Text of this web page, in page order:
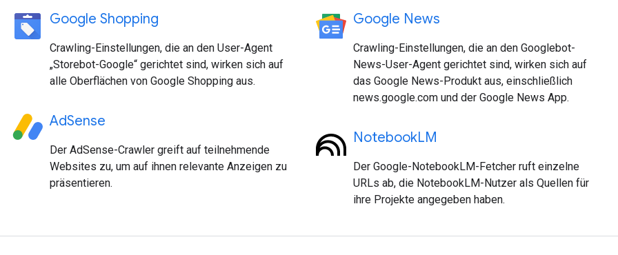
Google Shopping
Crawling-Einstellungen, die an den User-Agent
„Storebot-Google“ gerichtet sind, wirken sich auf
alle Oberflächen von Google Shopping aus.
AdSense
Der AdSense-Crawler greift auf teilnehmende
Websites zu, um auf ihnen relevante Anzeigen zu
präsentieren.
Google News
Crawling-Einstellungen, die an den Googlebot-
News-User-Agent gerichtet sind, wirken sich auf
das Google News-Produkt aus, einschließlich
news.google.com und der Google News App.
NotebookLM
Der Google-NotebookLM-Fetcher ruft einzelne
URLs ab, die NotebookLM-Nutzer als Quellen für
ihre Projekte angegeben haben.